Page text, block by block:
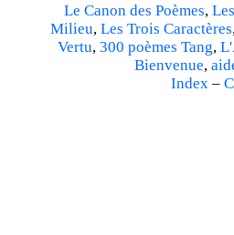
Le Canon des Poèmes,
Milieu, Les Trois Caractères
Vertu, 300 poèmes Tang,
Bienvenue,
Index–